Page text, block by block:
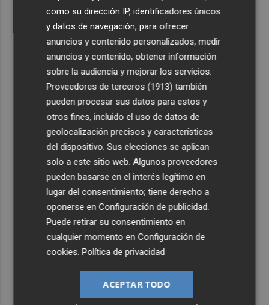
como su dirección IP, identificadores únicos
y datos de navegación, para ofrecer
anuncios y contenido personalizados, medir
anuncios y contenido, obtener información
sobre la audiencia y mejorar los servicios.
Proveedores de terceros (1913) también
pueden procesar sus datos para estos y
otros fines, incluido el uso de datos de
geolocalización precisos y características
del dispositivo. Sus elecciones se aplican
solo a este sitio web. Algunos proveedores
pueden basarse en el interés legítimo en
lugar del consentimiento; tiene derecho a
oponerse enConfiguración de publicidad.
Puede retirar su consentimiento en
cualquier momento enConfiguración de
cookies.Política de privacidad
ACEPTAR TODO